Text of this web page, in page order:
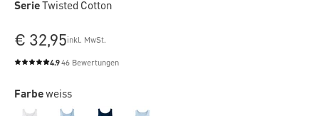
SerieTwisted Cotton
€ 32,95inkl. MwSt.
Durchschnittliche Bewertung von 4.9 von 5 Sternen
4.946 Bewertungen
Farbeweiss